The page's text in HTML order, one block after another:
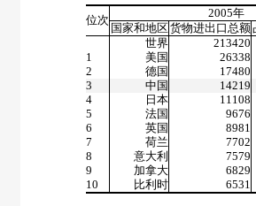
位次
2005年
国家和地区货物进出口总额
世界
213420
1
美国 26338
2
德国 17480
3
中国 14219
4
日本 11108
5
法国 9676
6
英国 8981
7
荷兰 7702
8
意大利 7579
9
加拿大 6829
10
比利时 6531